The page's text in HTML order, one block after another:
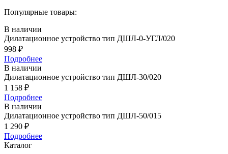
Популярные товары:
В наличии
Дилатационное устройство тип ДШЛ-0-УГЛ/020
998 ₽
Подробнее
В наличии
Дилатационное устройство тип ДШЛ-30/020
1 158 ₽
Подробнее
В наличии
Дилатационное устройство тип ДШЛ-50/015
1 290 ₽
Подробнее
Каталог